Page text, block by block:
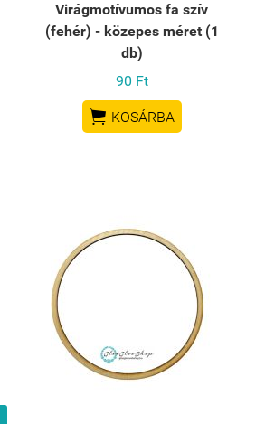
Virágmotívumos fa szív
(fehér) - közepes méret (1
db)
90 Ft
 KOSÁRBA